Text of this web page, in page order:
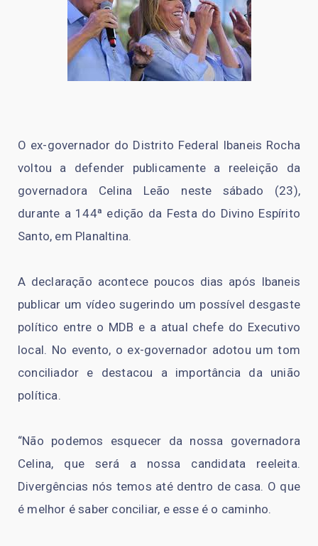
O ex-governador do Distrito Federal Ibaneis Rocha
voltou a defender publicamente a reeleição da
governadora Celina Leão neste sábado (23),
durante a 144ª edição da Festa do Divino Espírito
Santo, em Planaltina.
A declaração acontece poucos dias após Ibaneis
publicar um vídeo sugerindo um possível desgaste
político entre o MDB e a atual chefe do Executivo
local. No evento, o ex-governador adotou um tom
conciliador e destacou a importância da união
política.
“Não podemos esquecer da nossa governadora
Celina, que será a nossa candidata reeleita.
Divergências nós temos até dentro de casa. O que
é melhor é saber conciliar, e esse é o caminho.